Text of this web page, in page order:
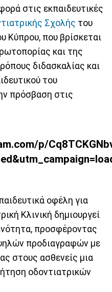
στις εκπαιδευτικές
Σχολής του
Κύπρου, που βρίσκεται
και της
διδασκαλίας και
του
πρόσβαση στις
p/
οφέλη για
Κλινική δημιουργεί
προσφέροντας
προδιαγραφών με
στους ασθενείς μια
οδοντιατρικών